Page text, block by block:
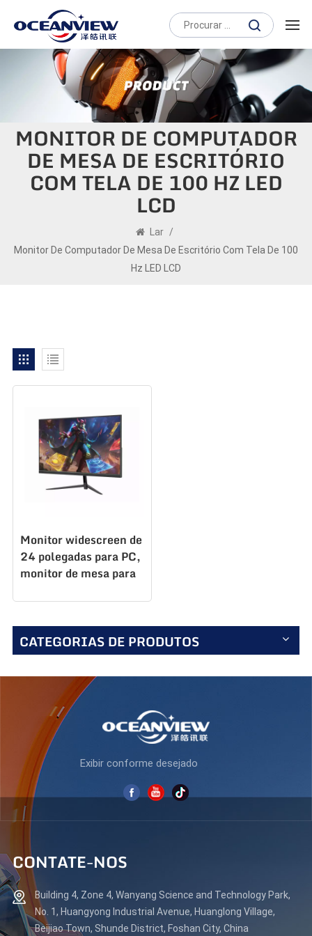
MONITOR DE COMPUTADOR
DE MESA DE ESCRITÓRIO
COM TELA DE 100 HZ LED
LCD
Lar /
Monitor De Computador De Mesa De Escritório Com Tela De 100
Hz LED LCD
Monitor widescreen de
24 polegadas para PC,
monitor de mesa para
1920*1080 100hz,
monitores LED LCD
N238F100
CATEGORIAS DE PRODUTOS
Exibir conforme desejado
CONTATE-NOS
Building 4, Zone 4, Wanyang Science and Technology Park,
No. 1, Huangyong Industrial Avenue, Huanglong Village,
Beijiao Town, Shunde District, Foshan City, China